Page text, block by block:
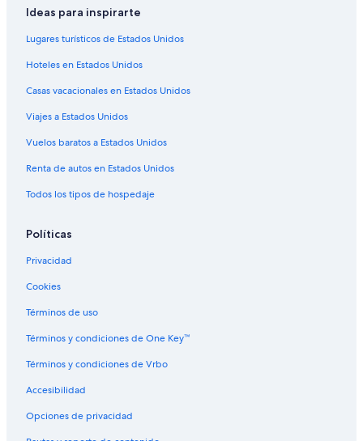
Hoteles de negocios en Mato Grosso del Sur
Hoteles en la playa en Mato Grosso del Sur
del Sur
Resorts en Mato Grosso del Sur
Hoteles haciendas en Mato Grosso del Sur
Hostales en Mato Grosso del Sur
Hoteles en Guanandi
Hoteles en Taquarussú
Hoteles cerca de Centro Comercial Campo Grande
Hoteles en Aero Rancho
Hoteles en Vila Saraiva
Hoteles en Vila Oriente
Ideas para inspirarte
Lugares turísticos de Estados Unidos
Hoteles en Estados Unidos
Casas vacacionales en Estados Unidos
Viajes a Estados Unidos
Vuelos baratos a Estados Unidos
Renta de autos en Estados Unidos
Todos los tipos de hospedaje
Políticas
Privacidad
Cookies
Términos de uso
Términos y condiciones de One Key™
Términos y condiciones de Vrbo
Accesibilidad
Opciones de privacidad